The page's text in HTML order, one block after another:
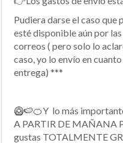
Pudiera darse el caso que
esté disponible aún por
correos ( pero solo lo
caso, yo lo envío en
entrega) ***
🥝🍉🍊Y lo más
A PARTIR DE MAÑANA
gustas TOTALMENTE